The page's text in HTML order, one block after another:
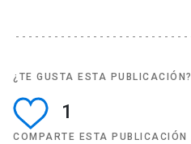
¿TE GUSTA ESTA PUBLICACIÓN?
1
COMPARTE ESTA PUBLICACIÓN